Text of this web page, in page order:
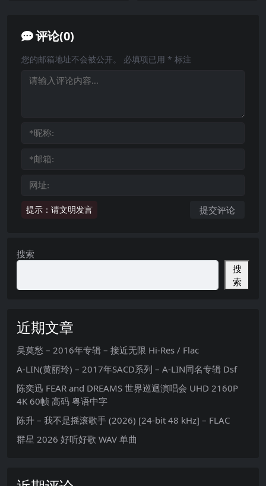
评论(0)
提示：请文明发言
您的邮箱地址不会被公开。 必填项已用 * 标注
搜索
搜
索
近期文章
吴莫愁 – 2016年专辑 – 接近无限 Hi-Res / Flac
A-LIN(黄丽玲) – 2017年SACD系列 – A-LIN同名专辑 Dsf
陈奕迅 FEAR and DREAMS 世界巡迴演唱会 UHD 2160P
4K 60帧 高码 粤语中字
陈升 – 我不是摇滚歌手 (2026) [24-bit 48 kHz] – FLAC
群星 2026 好听好歌 WAV 单曲